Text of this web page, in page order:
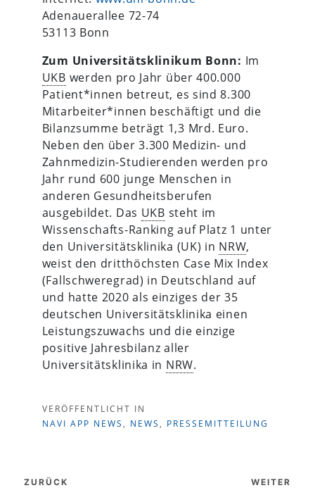
Adenauerallee 72-74
53113 Bonn
Zum Universitätsklinikum Bonn: Im
UKB werden pro Jahr über 400.000
Patient*innen betreut, es sind 8.300
Mitarbeiter*innen beschäftigt und die
Bilanzsumme beträgt 1,3 Mrd. Euro.
Neben den über 3.300 Medizin- und
Zahnmedizin-Studierenden werden pro
Jahr rund 600 junge Menschen in
anderen Gesundheitsberufen
ausgebildet. Das UKB steht im
Wissenschafts-Ranking auf Platz 1 unter
den Universitätsklinika (UK) in NRW,
weist den dritthöchsten Case Mix Index
(Fallschweregrad) in Deutschland auf
und hatte 2020 als einziges der 35
deutschen Universitätsklinika einen
Leistungszuwachs und die einzige
positive Jahresbilanz aller
Universitätsklinika in NRW.
VERÖFFENTLICHT IN
NAVI APP NEWS , NEWS , PRESSEMITTEILUNG
ZURÜCK WEITER